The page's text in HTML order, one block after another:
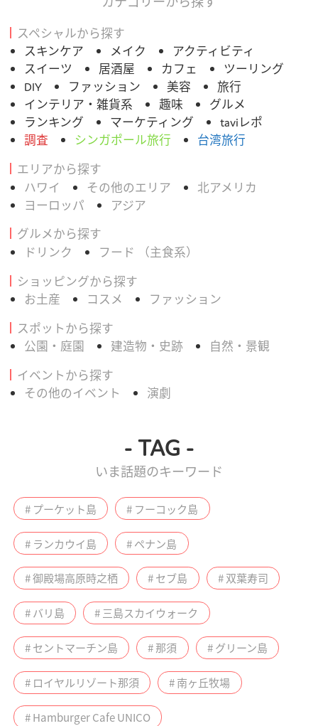
スペシャルから探す
スキンケア メイク
アクティビティ
スイーツ
居酒屋 カフェ
ツーリング
DIY
ファッション 美容
旅行
インテリア・雑貨系
趣味
グルメ
ランキング
マーケティング
taviレポ
調査
シンガポール旅行 台湾旅行
エリアから探す
ハワイ その他のエリア
北アメリカ
ヨーロッパ
アジア
グルメから探す
ドリンク フード （主食系）
ショッピングから探す
お土産 コスメ ファッション
スポットから探す
公園・庭園 建造物・史跡 自然・景観
イベントから探す
その他のイベント 演劇
- TAG -
いま話題のキーワード
# プーケット島 # フーコック島
# ランカウイ島 # ペナン島
# 御殿場高原時之栖 # セブ島 # 双葉寿司
# バリ島 # 三島スカイウォーク
# セントマーチン島 # 那須 # グリーン島
# ロイヤルリゾート那須 # 南ヶ丘牧場
# Hamburger Cafe UNICO